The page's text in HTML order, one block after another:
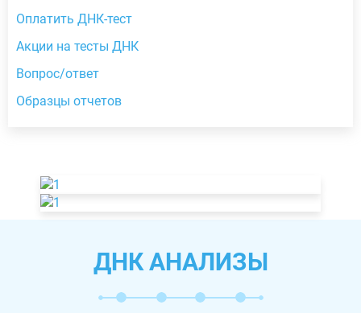
Оплатить ДНК-тест
Акции на тесты ДНК
Вопрос/ответ
Образцы отчетов
ДНК АНАЛИЗЫ